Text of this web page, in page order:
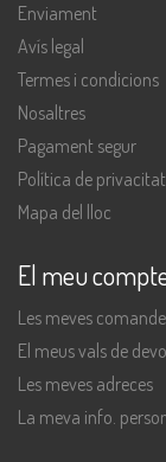
Enviament
Avís legal
Termes i condicions
Nosaltres
Pagament segur
Política de
Mapa del lloc
El meu
Les meves
El meus vals de
Les meves adreces
La meva info.